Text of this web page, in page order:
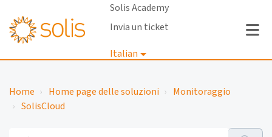
Solis Academy
Invia un ticket
Italian
Accedi
Home Home page delle soluzioni
Monitoraggio
SolisCloud